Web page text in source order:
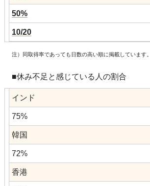
50%
10/20
注）同取得率であっても日数の高い順に掲載しています。
■休み不足と感じている人の割合
インド
75%
韓国
72%
香港